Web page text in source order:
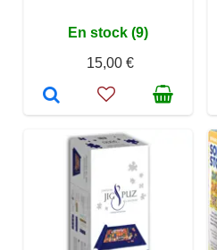
En stock (9)
15,00 €